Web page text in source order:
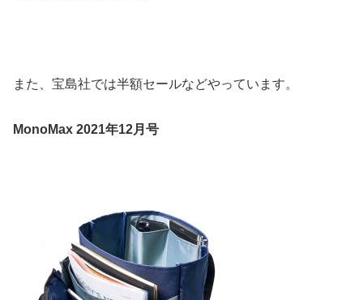
また、宝島社では半額セールなどやっています。
MonoMax 2021年12月号